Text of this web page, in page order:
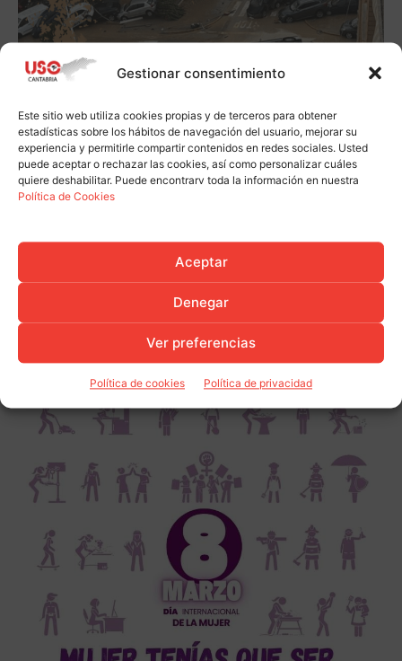
Gestionar consentimiento
Este sitio web utiliza cookies propias y de terceros para obtener
estadísticas sobre los hábitos de navegación del usuario, mejorar su
experiencia y permitirle compartir contenidos en redes sociales. Usted
puede aceptar o rechazar las cookies, así como personalizar cuáles
quiere deshabilitar. Puede encontrarv toda la información en nuestra
Política de Cookies
Aceptar
Denegar
Ver preferencias
Política de cookies Política de privacidad